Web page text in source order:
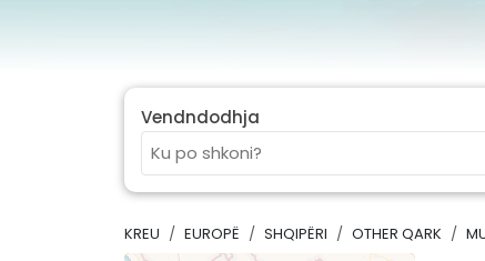
Vendndodhja
KREU EUROPË SHQIPËRI OTHER QARK